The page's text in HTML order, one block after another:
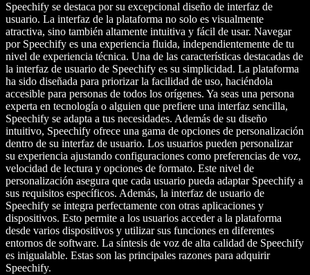
Speechify se destaca por su excepcional diseño de interfaz de
usuario. La interfaz de la plataforma no solo es visualmente
atractiva, sino también altamente intuitiva y fácil de usar. Navegar
por Speechify es una experiencia fluida, independientemente de tu
nivel de experiencia técnica. Una de las características destacadas de
la interfaz de usuario de Speechify es su simplicidad. La plataforma
ha sido diseñada para priorizar la facilidad de uso, haciéndola
accesible para personas de todos los orígenes. Ya seas una persona
experta en tecnología o alguien que prefiere una interfaz sencilla,
Speechify se adapta a tus necesidades. Además de su diseño
intuitivo, Speechify ofrece una gama de opciones de personalización
dentro de su interfaz de usuario. Los usuarios pueden personalizar
su experiencia ajustando configuraciones como preferencias de voz,
velocidad de lectura y opciones de formato. Este nivel de
personalización asegura que cada usuario pueda adaptar Speechify a
sus requisitos específicos. Además, la interfaz de usuario de
Speechify se integra perfectamente con otras aplicaciones y
dispositivos. Esto permite a los usuarios acceder a la plataforma
desde varios dispositivos y utilizar sus funciones en diferentes
entornos de software. La síntesis de voz de alta calidad de Speechify
es inigualable. Estas son las principales razones para adquirir
Speechify.